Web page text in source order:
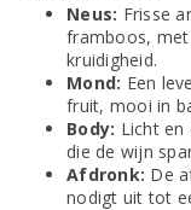
Neus: Frisse
framboos, met
kruidigheid.
Mond: Een
fruit, mooi in
Body: Licht en
die de wijn
Afdronk: De
nodigt uit tot